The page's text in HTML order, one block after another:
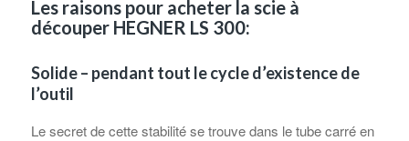
Les raisons pour acheter la scie à
découper HEGNER LS 300:
Solide – pendant tout le cycle d’existence de
l’outil
Le secret de cette stabilité se trouve dans le tube carré en